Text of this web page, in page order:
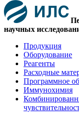
научных
Продукция
Оборудование
Реагенты
Расходные
Программное
Иммунохимия